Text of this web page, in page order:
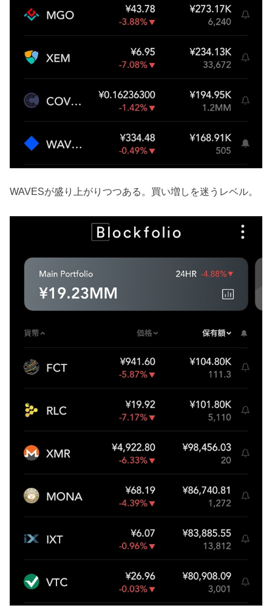
WAVESが盛り上がりつつある。買い増しを迷うレベル。